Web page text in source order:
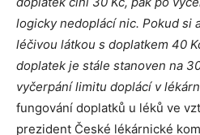
logicky nedoplácí nic. Pokud si
léčivou látkou s doplatkem 40
doplatek je stále stanoven na
vyčerpání limitu doplácí v
fungování doplatků u léků ve
prezident České lékárnické